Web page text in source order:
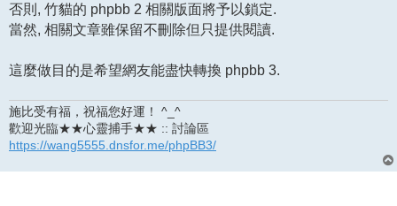
否則, 竹貓的 phpbb 2 相關版面將予以鎖定.
當然, 相關文章雖保留不刪除但只提供閱讀.
這麼做目的是希望網友能盡快轉換 phpbb 3.
施比受有福，祝福您好運！ ^_^
歡迎光臨★★心靈捕手★★ :: 討論區
https://wang5555.dnsfor.me/phpBB3/